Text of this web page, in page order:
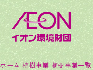
ホーム 植樹事業 植樹事業一覧